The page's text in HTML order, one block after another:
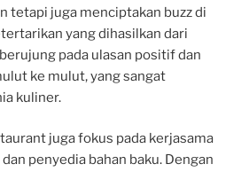
tetapi juga menciptakan buzz di
yang dihasilkan dari
pada ulasan positif dan
ke mulut, yang sangat
kuliner.
juga fokus pada kerjasama
penyedia bahan baku. Dengan